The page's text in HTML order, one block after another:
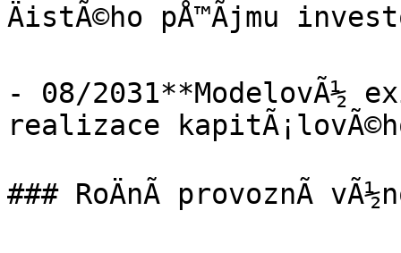
ÄistÃ©ho pÅ™Ã­jmu
- 08/2031**ModelovÃ½
realizace
### RoÄnÃ­ provoznÃ­